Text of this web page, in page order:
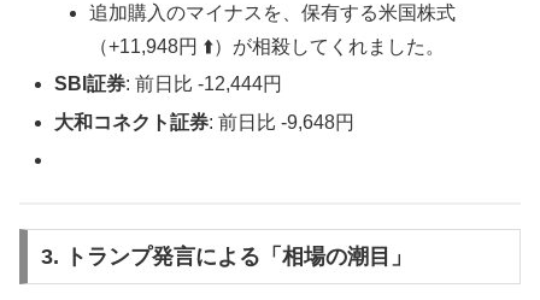
追加購入のマイナスを、保有する米国株式
（+11,948円 ⬆️）が相殺してくれました。
SBI証券: 前日比 -12,444円
大和コネクト証券: 前日比 -9,648円
3. トランプ発言による「相場の潮目」